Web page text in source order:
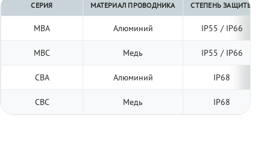
СЕРИЯ МАТЕРИАЛ ПРОВОДНИКА СТЕПЕНЬ ЗАЩИТЫ
МВА Алюминий IP55 / IP66
МВС Медь IP55 / IP66
СВА Алюминий IP68
СВС Медь IP68